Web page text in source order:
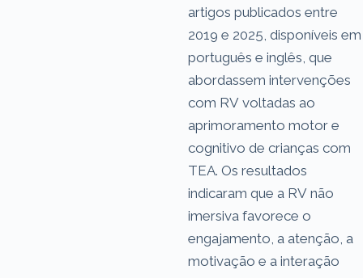
artigos publicados entre
2019 e 2025, disponíveis em
português e inglês, que
abordassem intervenções
com RV voltadas ao
aprimoramento motor e
cognitivo de crianças com
TEA. Os resultados
indicaram que a RV não
imersiva favorece o
engajamento, a atenção, a
motivação e a interação